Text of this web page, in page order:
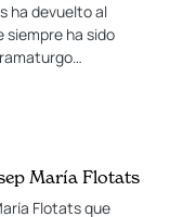
ha devuelto al
siempre ha sido
María Flotats
Flotats que